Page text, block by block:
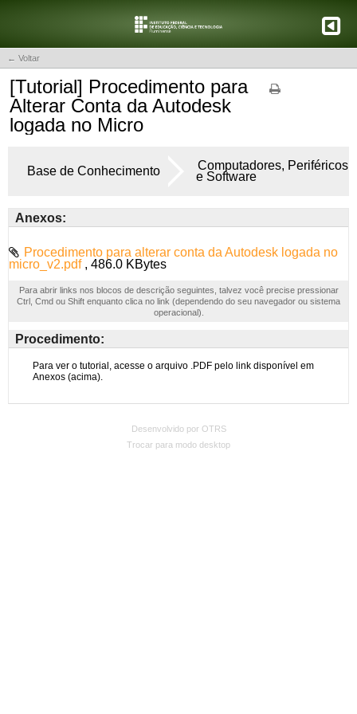
← Voltar
[Tutorial] Procedimento para
Alterar Conta da Autodesk
logada no Micro
Base de Conhecimento
Computadores, Periféricos
e Software
Anexos:
Procedimento para alterar conta da Autodesk logada no
micro_v2.pdf , 486.0 KBytes
Para abrir links nos blocos de descrição seguintes, talvez você precise pressionar
Ctrl, Cmd ou Shift enquanto clica no link (dependendo do seu navegador ou sistema
operacional).
Procedimento:
Desenvolvido por OTRS
Trocar para modo desktop